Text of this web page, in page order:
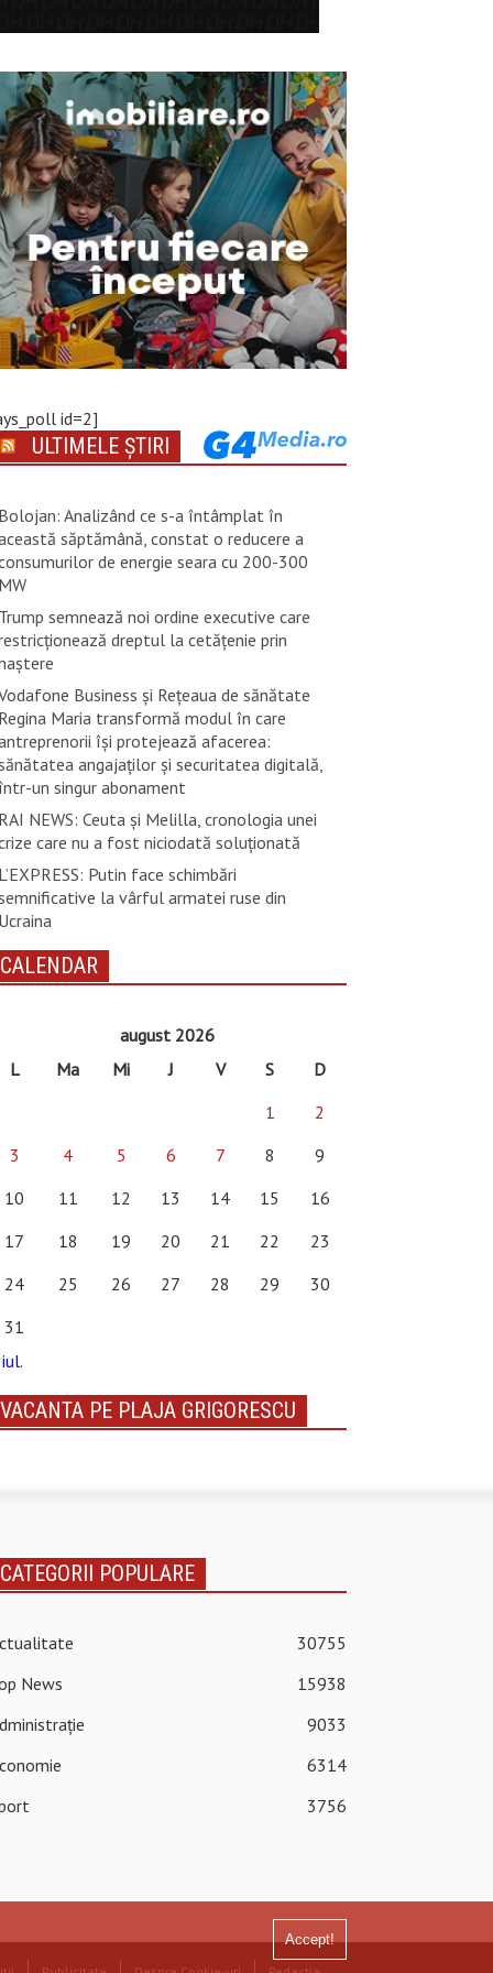
id=2]
ULTIMELE ȘTIRI
Analizând ce s-a întâmplat în
săptămână, constat o reducere a
de energie seara cu 200-300
semnează noi ordine executive care
dreptul la cetăţenie prin
Business și Rețeaua de sănătate
Maria transformă modul în care
își protejează afacerea:
angajaților și securitatea digitală,
un singur abonament
NEWS: Ceuta și Melilla, cronologia unei
care nu a fost niciodată soluționată
Putin face schimbări
la vârful armatei ruse din
CALENDAR
august 2026
L
Ma Mi J V S
D
1
2
3
4 5 6 7 8
9
10
11 12 13 14 15
16
17
18 19 20 21 22
23
24
25 26 27 28 29
30
31
VACANTA PE PLAJA GRIGORESCU
CATEGORII POPULARE
30755
News
15938
9033
6314
3756
Accept!